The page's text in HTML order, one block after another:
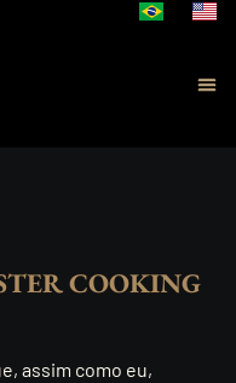
COOKING
assim como eu,